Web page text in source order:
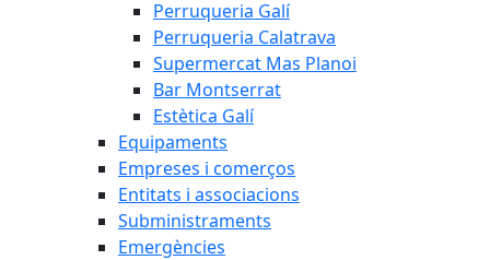
Perruqueria Galí
Perruqueria Calatrava
Supermercat Mas Planoi
Bar Montserrat
Estètica Galí
Equipaments
Empreses i comerços
Entitats i associacions
Subministraments
Emergències